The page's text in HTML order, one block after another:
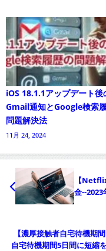
iOS 18.1.1アップデート後
Gmail通知とGoogle検索
問題解決法
11月 24, 2024
【
金--
【濃厚接触者自宅待機期
自宅待機期間5日間に短縮